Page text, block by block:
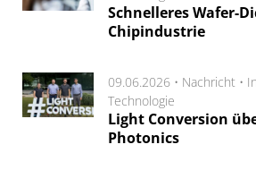
Schnelleres Wafer-
Chipindustrie
09.06.2026 • Nachricht •
Technologie
Light Conversion
Photonics